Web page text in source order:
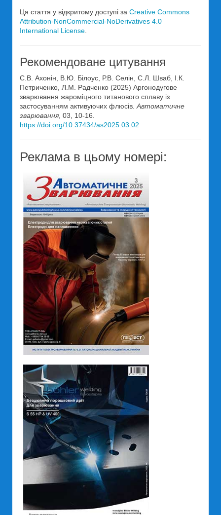
Ця стаття у відкритому доступі за Creative Commons
Attribution-NonCommercial-NoDerivatives 4.0
International License
Рекомендоване цитування
С.В. Ахонін, В.Ю. Білоус, Р.В. Селін, С.Л. Шваб, І.К.
Петриченко, Л.М. Радченко (2025) Аргонодугове
зварювання жароміцного титанового сплаву із
застосуванням активуючих флюсів. Автоматичне
зварювання , 03, 10-16.
https://doi.org/10.37434/as2025.03.02
Реклама в цьому номері: